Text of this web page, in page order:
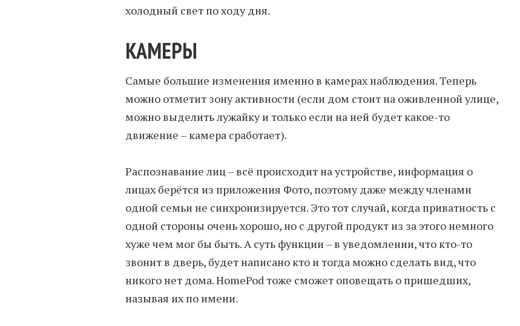
холодный свет по ходу дня.
КАМЕРЫ
Самые большие изменения именно в камерах наблюдения. Теперь
можно отметит зону активности (если дом стоит на оживленной улице,
можно выделить лужайку и только если на ней будет какое-то
движение – камера сработает).
Распознавание лиц – всё происходит на устройстве, информация о
лицах берётся из приложения Фото, поэтому даже между членами
одной семьи не синхронизируется. Это тот случай, когда приватность с
одной стороны очень хорошо, но с другой продукт из за этого немного
хуже чем мог бы быть. А суть функции – в уведомлении, что кто-то
звонит в дверь, будет написано кто и тогда можно сделать вид, что
никого нет дома. HomePod тоже сможет оповещать о пришедших,
называя их по имени.